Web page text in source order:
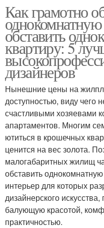
Как грамотно
обставить
квартиру: 5
дизайнеров
Нынешние цены на
доступностью, виду чего
счастливыми хозяевами
апартаментов. Многим
ютиться в крошечных
ценится на вес золота.
малогабаритных жилищ
обставить
интерьер для которых
дизайнерского
балующую красотой,
практичностью.